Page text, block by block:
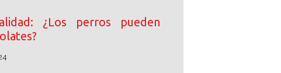
¿Los perros pueden